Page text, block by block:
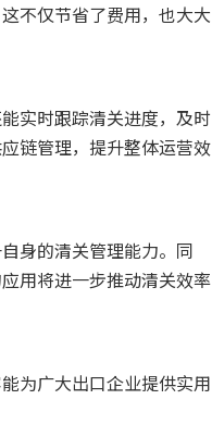
不仅节省了费用，也大大
实时跟踪清关进度，及时
链管理，提升整体运营效
身的清关管理能力。同
用将进一步推动清关效率
为广大出口企业提供实用